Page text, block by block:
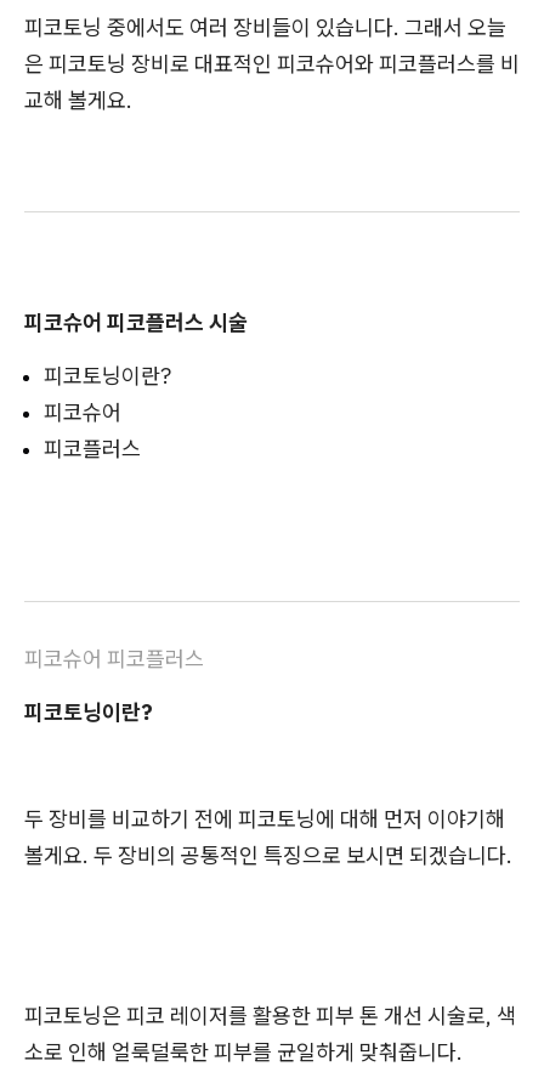
피코토닝 중에서도 여러 장비들이 있습니다. 그래서 오늘
은 피코토닝 장비로 대표적인 피코슈어와 피코플러스를 비
교해 볼게요.
피코슈어 피코플러스 시술
피코토닝이란?
피코슈어
피코플러스
피코슈어 피코플러스
피코토닝이란?
두 장비를 비교하기 전에 피코토닝에 대해 먼저 이야기해
볼게요. 두 장비의 공통적인 특징으로 보시면 되겠습니다.
피코토닝은 피코 레이저를 활용한 피부 톤 개선 시술로, 색
소로 인해 얼룩덜룩한 피부를 균일하게 맞춰줍니다.